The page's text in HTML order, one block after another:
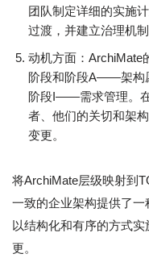
团队制定详细的实施
过渡，并建立治理机
动机方面：ArchiMate
阶段和阶段A——架构
阶段I——需求管理。
者、他们的关切和架
变更。
将ArchiMate层级映射到
一致的企业架构提供了
以结构化和有序的方式
更。